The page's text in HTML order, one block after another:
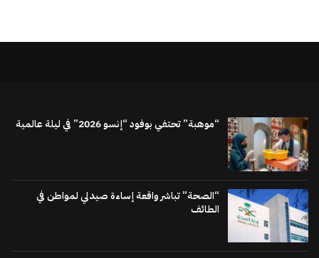
“موهبة” تحتفي بوفود “إنسو 2026” في ليلة عالمية
“الصحة” تباشر واقعة إساءة صيدلي لمواطن في
الطائف